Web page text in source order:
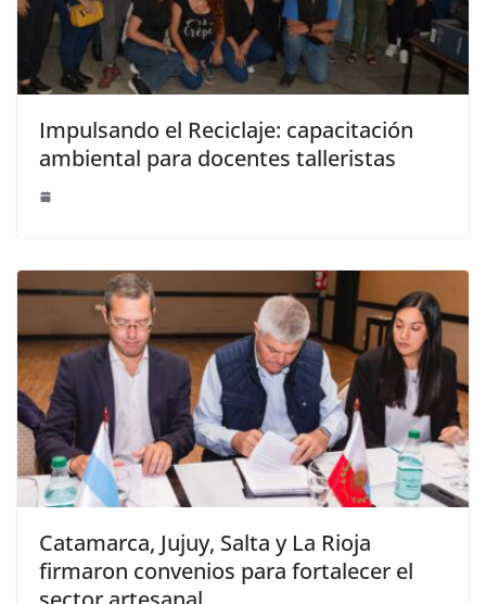
Impulsando el Reciclaje: capacitación
ambiental para docentes talleristas
Catamarca, Jujuy, Salta y La Rioja
firmaron convenios para fortalecer el